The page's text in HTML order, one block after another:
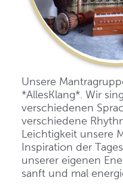
Unsere
*AllesKlang*. Wir
verschiedenen
verschiedene
Leichtigkeit unsere
Inspiration der
unserer eigenen
sanft und mal